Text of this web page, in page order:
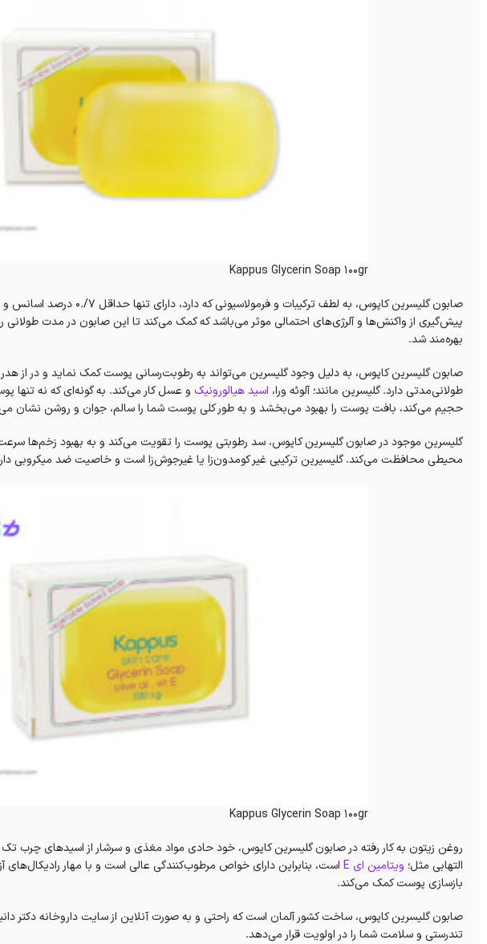
Kappus Glycerin Soap 100gr
پیش‌گیری از واکنش‌ها و آلرژی‌های احتمالی موثر می‌باشد که کمک می‌کند تا این صابون در مدت طولانی
بهره‌مند شد.
صابون گلیسرین کاپوس، به دلیل وجود گلیسرین می‌تواند به رطوبت‌رسانی پوست کمک نماید و در از
طولانی‌مدتی دارد. گلیسرین مانند؛ آلوئه ورا، اسید هیالورونیک و عسل کار می‌کند. به گونه‌ای که نه
حجیم می‌کند، بافت پوست را بهبود می‌بخشد و به طور کلی پوست شما را سالم، جوان و روشن نشان
گلیسرین موجود در صابون گلیسرین کاپوس، سد رطوبتی پوست را تقویت می‌کند و به بهبود زخم‌ها
محیطی محافظت می‌کند. گلیسیرین ترکیبی غیر کومدون‌زا یا غیرجوش‌زا است و خاصیت ضد میکروبی
Kappus Glycerin Soap 100gr
روغن زیتون به کار رفته در صابون گلیسرین کاپوس، خود حادی مواد مغذی و سرشار از اسیدهای چرب
التهابی مثل؛ ویتامین ای E
است، بنابراین دارای خواص مرطوب‌کنندگی عالی است و با مهار
بازسازی پوست کمک می‌کند.
صابون گلیسرین کاپوس، ساخت کشور آلمان است که راحتی و به صورت آنلاین از سایت داروخانه‌ دکتر
تندرستی و سلامت شما را در اولویت قرار می‌دهد.